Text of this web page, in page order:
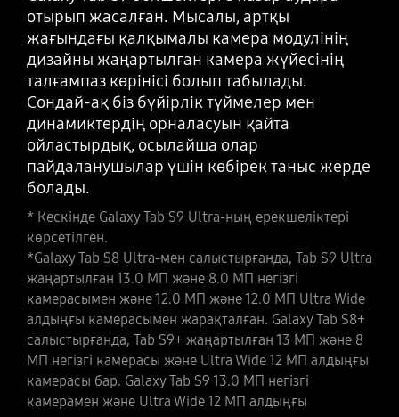
отырып жасалған. Мысалы, артқы
жағындағы қалқымалы камера модулінің
дизайны жаңартылған камера жүйесінің
талғампаз көрінісі болып табылады.
Сондай-ақ біз бүйірлік түймелер мен
динамиктердің орналасуын қайта
ойластырдық, осылайша олар
пайдаланушылар үшін көбірек таныс жерде
болады.
* Кескінде Galaxy Tab S9 Ultra-ның ерекшеліктері
көрсетілген.
*Galaxy Tab S8 Ultra-мен салыстырғанда, Tab S9 Ultra
жаңартылған 13.0 МП және 8.0 МП негізгі
камерасымен және 12.0 МП және 12.0 МП Ultra Wide
алдыңғы камерасымен жарақталған. Galaxy Tab S8+
салыстырғанда, Tab S9+ жаңартылған 13 МП және 8
МП негізгі камерасы және Ultra Wide 12 МП алдыңғы
камерасы бар. Galaxy Tab S9 13.0 МП негізгі
камерамен және Ultra Wide 12 МП алдыңғы